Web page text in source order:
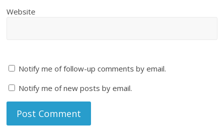
Website
Notify me of follow-up comments by email.
Notify me of new posts by email.